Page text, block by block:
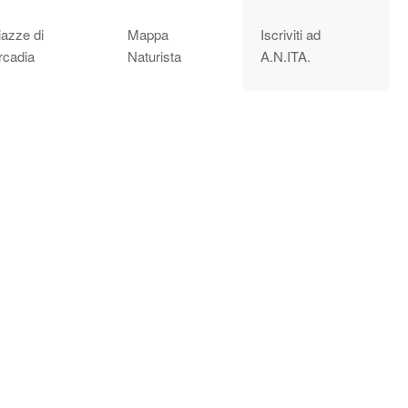
di
Mappa
Naturista
Iscriviti ad
A.N.ITA.